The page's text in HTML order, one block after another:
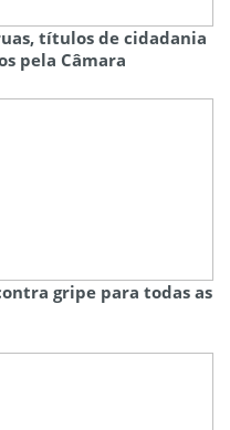
títulos de cidadania
pela Câmara
gripe para todas as